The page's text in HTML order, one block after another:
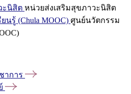
ะนิสิต หน่วยส่งเสริมสุขภาวะนิสิต
นรู้ (Chula MOOC) ศูนย์นวัตกรรม
าการ